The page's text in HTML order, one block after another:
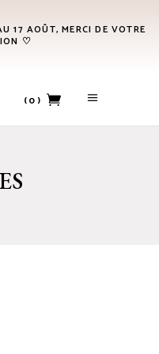
17 AOÛT, MERCI DE VOTRE
♡
(0)